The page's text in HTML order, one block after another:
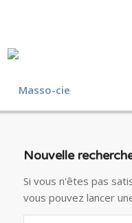
Nouvelle
Si vous n'êtes pas
vous pouvez lancer